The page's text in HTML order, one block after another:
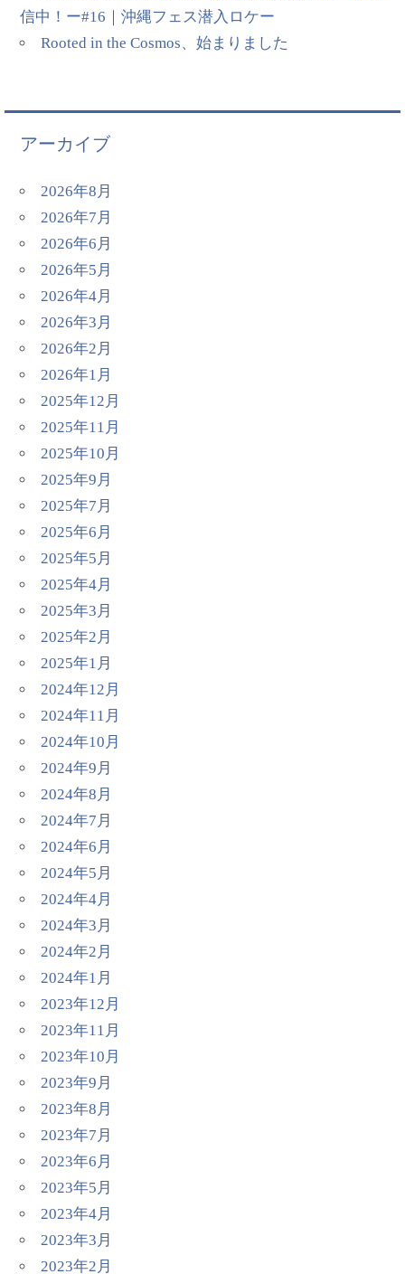
信中！ー#16｜沖縄フェス潜入ロケー
Rooted in the Cosmos、始まりました
アーカイブ
2026年8月
2026年7月
2026年6月
2026年5月
2026年4月
2026年3月
2026年2月
2026年1月
2025年12月
2025年11月
2025年10月
2025年9月
2025年7月
2025年6月
2025年5月
2025年4月
2025年3月
2025年2月
2025年1月
2024年12月
2024年11月
2024年10月
2024年9月
2024年8月
2024年7月
2024年6月
2024年5月
2024年4月
2024年3月
2024年2月
2024年1月
2023年12月
2023年11月
2023年10月
2023年9月
2023年8月
2023年7月
2023年6月
2023年5月
2023年4月
2023年3月
2023年2月